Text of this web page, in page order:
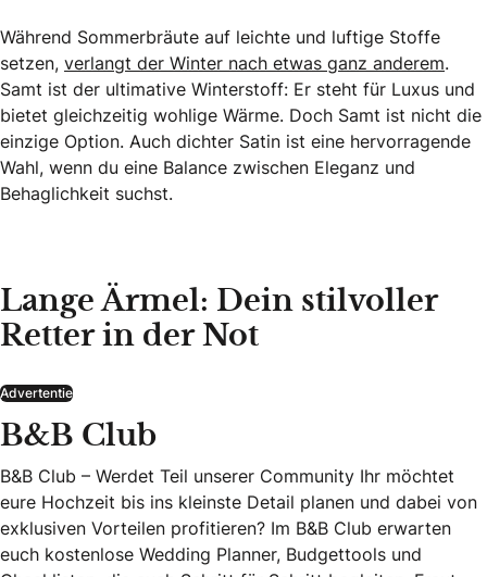
Während Sommerbräute auf leichte und luftige Stoffe
setzen, verlangt der Winter nach etwas ganz anderem.
Samt ist der ultimative Winterstoff: Er steht für Luxus und
bietet gleichzeitig wohlige Wärme. Doch Samt ist nicht die
einzige Option. Auch dichter Satin ist eine hervorragende
Wahl, wenn du eine Balance zwischen Eleganz und
Behaglichkeit suchst.
Lange Ärmel: Dein stilvoller
Retter in der Not
Advertentie
B&B Club
B&B Club – Werdet Teil unserer Community Ihr möchtet
eure Hochzeit bis ins kleinste Detail planen und dabei von
exklusiven Vorteilen profitieren? Im B&B Club erwarten
euch kostenlose Wedding Planner, Budgettools und